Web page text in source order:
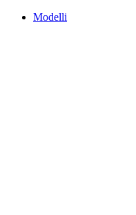
Modelli